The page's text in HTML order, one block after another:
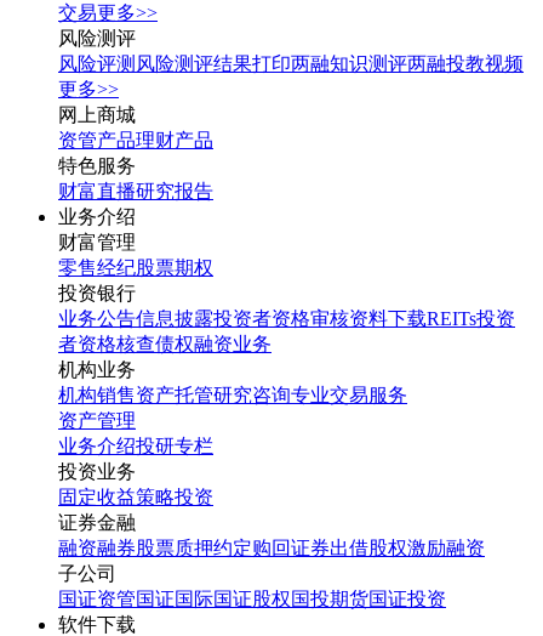
交易更多>>
风险测评
风险评测 风险测评结果打印两融知识测评两融投教视频
更多>>
网上商城
资管产品理财产品
特色服务
财富直播研究报告
业务介绍
财富管理
零售经纪股票期权
投资银行
业务公告信息披露投资者资格审核资料下载REITs投资
者资格核查债权融资业务
机构业务
机构销售资产托管研究咨询专业交易服务
资产管理
业务介绍投研专栏
投资业务
固定收益策略投资
证券金融
融资融券股票质押约定购回证券出借股权激励融资
子公司
国证资管国证国际国证股权国投期货国证投资
软件下载